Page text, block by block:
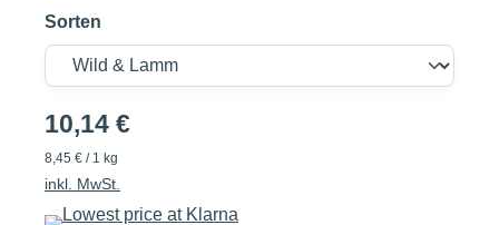
Sorten
10,14 €
8,45 € / 1 kg
inkl. MwSt.